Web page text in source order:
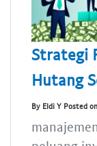
Strategi
Hutang
By Eldi Y Posted